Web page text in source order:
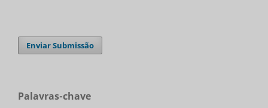
Enviar Submissão
Palavras-chave